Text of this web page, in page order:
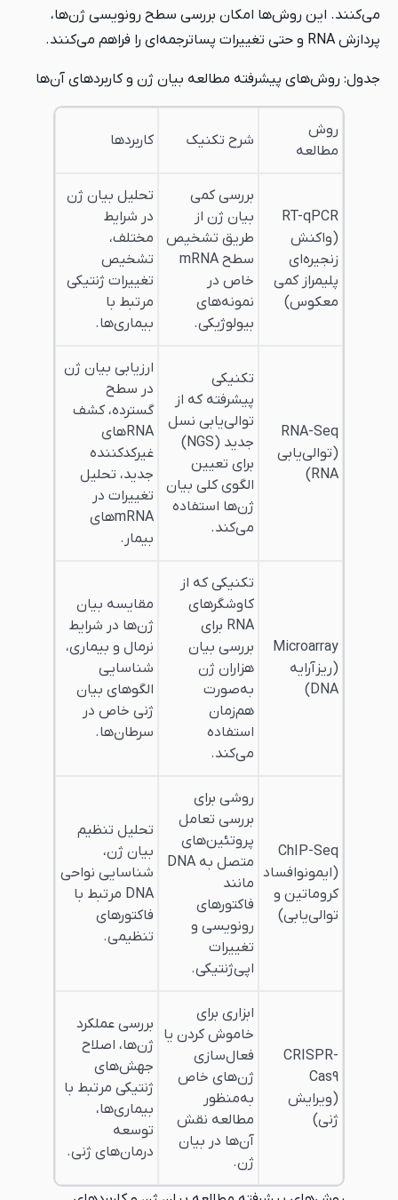
امکان بررسی سطح رونویسی ژن‌ها،
مطالعه بیان ژن و کاربردهای آن‌ها
شرح تکنیک کاربردها
بیان ژن از
طریق تشخیص
سطح mRNA
خاص در
نمونه‌های
تحلیل بیان ژن
در شرایط
مختلف،
تشخیص
تغییرات ژنتیکی
مرتبط با
بیماری‌ها.
توالی‌یابی نسل
برای تعیین
الگوی کلی بیان
در سطح
گسترده، کشف
RNAهای
غیرکدکننده
جدید، تحلیل
تغییرات در
بیمار.
بررسی بیان
هزاران ژن
به‌صورت
مقایسه بیان
ژن‌ها در شرایط
نرمال و بیماری،
شناسایی
الگوهای بیان
ژنی خاص در
سرطان‌ها.
پروتئین‌های
متصل به DNA
فاکتورهای
رونویسی و
تحلیل تنظیم
بیان ژن،
شناسایی نواحی
فاکتورهای
تنظیمی.
فعال‌سازی
ژن‌های خاص
به‌منظور
مطالعه نقش
بررسی عملکرد
ژن‌ها، اصلاح
جهش‌های
ژنتیکی مرتبط با
بیماری‌ها،
توسعه
درمان‌های ژنی.